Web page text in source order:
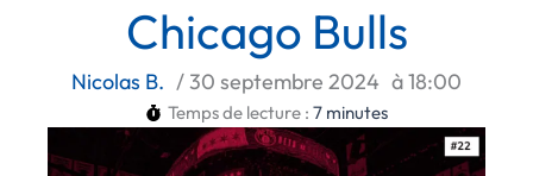
Chicago Bulls
Nicolas B. /30 septembre 2024 à18:00
Temps de lecture : 7 minutes